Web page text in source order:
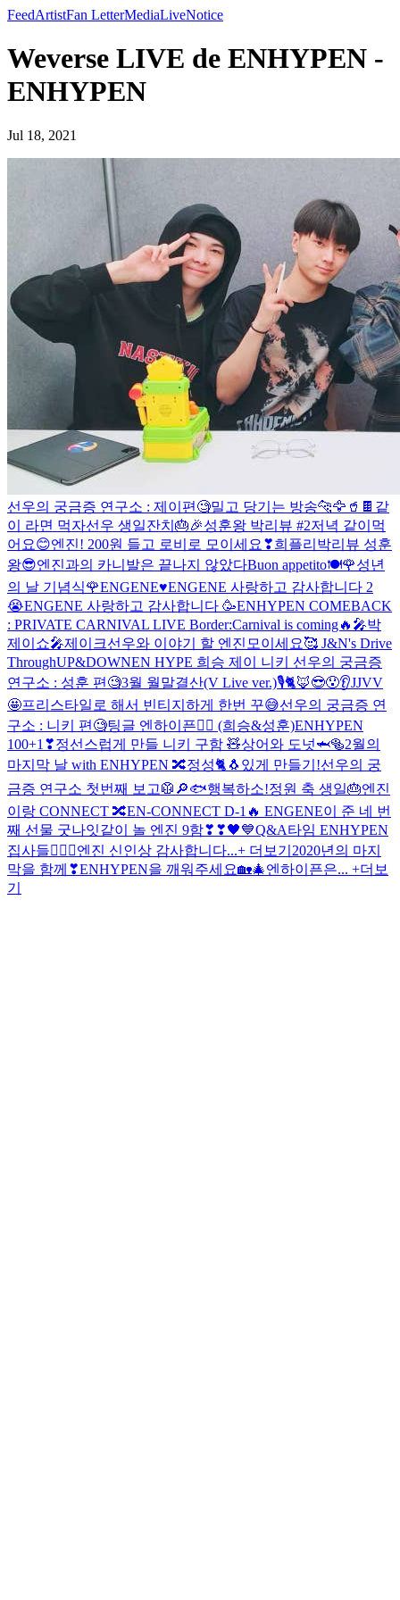
FeedArtistFan LetterMediaLiveNotice
Weverse LIVE de ENHYPEN -
ENHYPEN
Jul 18, 2021
선우의 궁금증 연구소 : 제이편🧐밀고 당기는 방송🐆🦅🥤🍫 같
이 라면 먹자선우 생일잔치🎂🎉성훈왕 박리뷰 #2저녁 같이먹
어요😊엔진! 200원 들고 로비로 모이세요❣희플리 박리뷰 성훈
왕😎엔진과의 카니발은 끝나지 않았다Buon appetito🍽🌹성년
의 날 기념식🌹ENGENE♥️ENGENE 사랑하고 감사합니다 2
😭ENGENE 사랑하고 감사합니다 🥳ENHYPEN COMEBACK
: PRIVATE CARNIVAL LIVE Border:Carnival is coming🔥 🎤박
제이쇼🎤제이크선우와 이야기 할 엔진모이세요🥰 J&N's Drive
ThroughUP&DOWNEN HYPE 희승 제이 니키
선우의 궁금증
연구소 : 성훈 편🧐3월 월말결산(V Live ver.)🎙🐈🦊😎😯👂JJVV
🤩프리스타일로 해서 빈티지하게 한번 꾸😅선우의 궁금증 연
구소 : 니키 편🧐팅글 엔하이픈👂🏼 (희승&성훈)ENHYPEN
100+1❣정선스럽게 만들 니키 구함 🧸상어와 도넛🦈🥯2월의
마지막 날 with ENHYPEN 🔀정성🐈🐧있게 만들기!선우의 궁
금증 연구소 첫번째 보고🥼🔎🐟행복하소!정원 축 생일🎂엔진
이랑 CONNECT 🔀EN-CONNECT D-1🔥 ENGENE이 준 네 번
째 선물 굿나잇같이 놀 엔진 9함❣❣🖤💙Q&A타임 ENHYPEN
집사들🐕‍🦺🐾엔진 신인상 감사합니다...+ 더보기 2020년의 마지
막을 함께❣ENHYPEN을 깨워주세요🏡🎄엔하이픈은... +더보
기